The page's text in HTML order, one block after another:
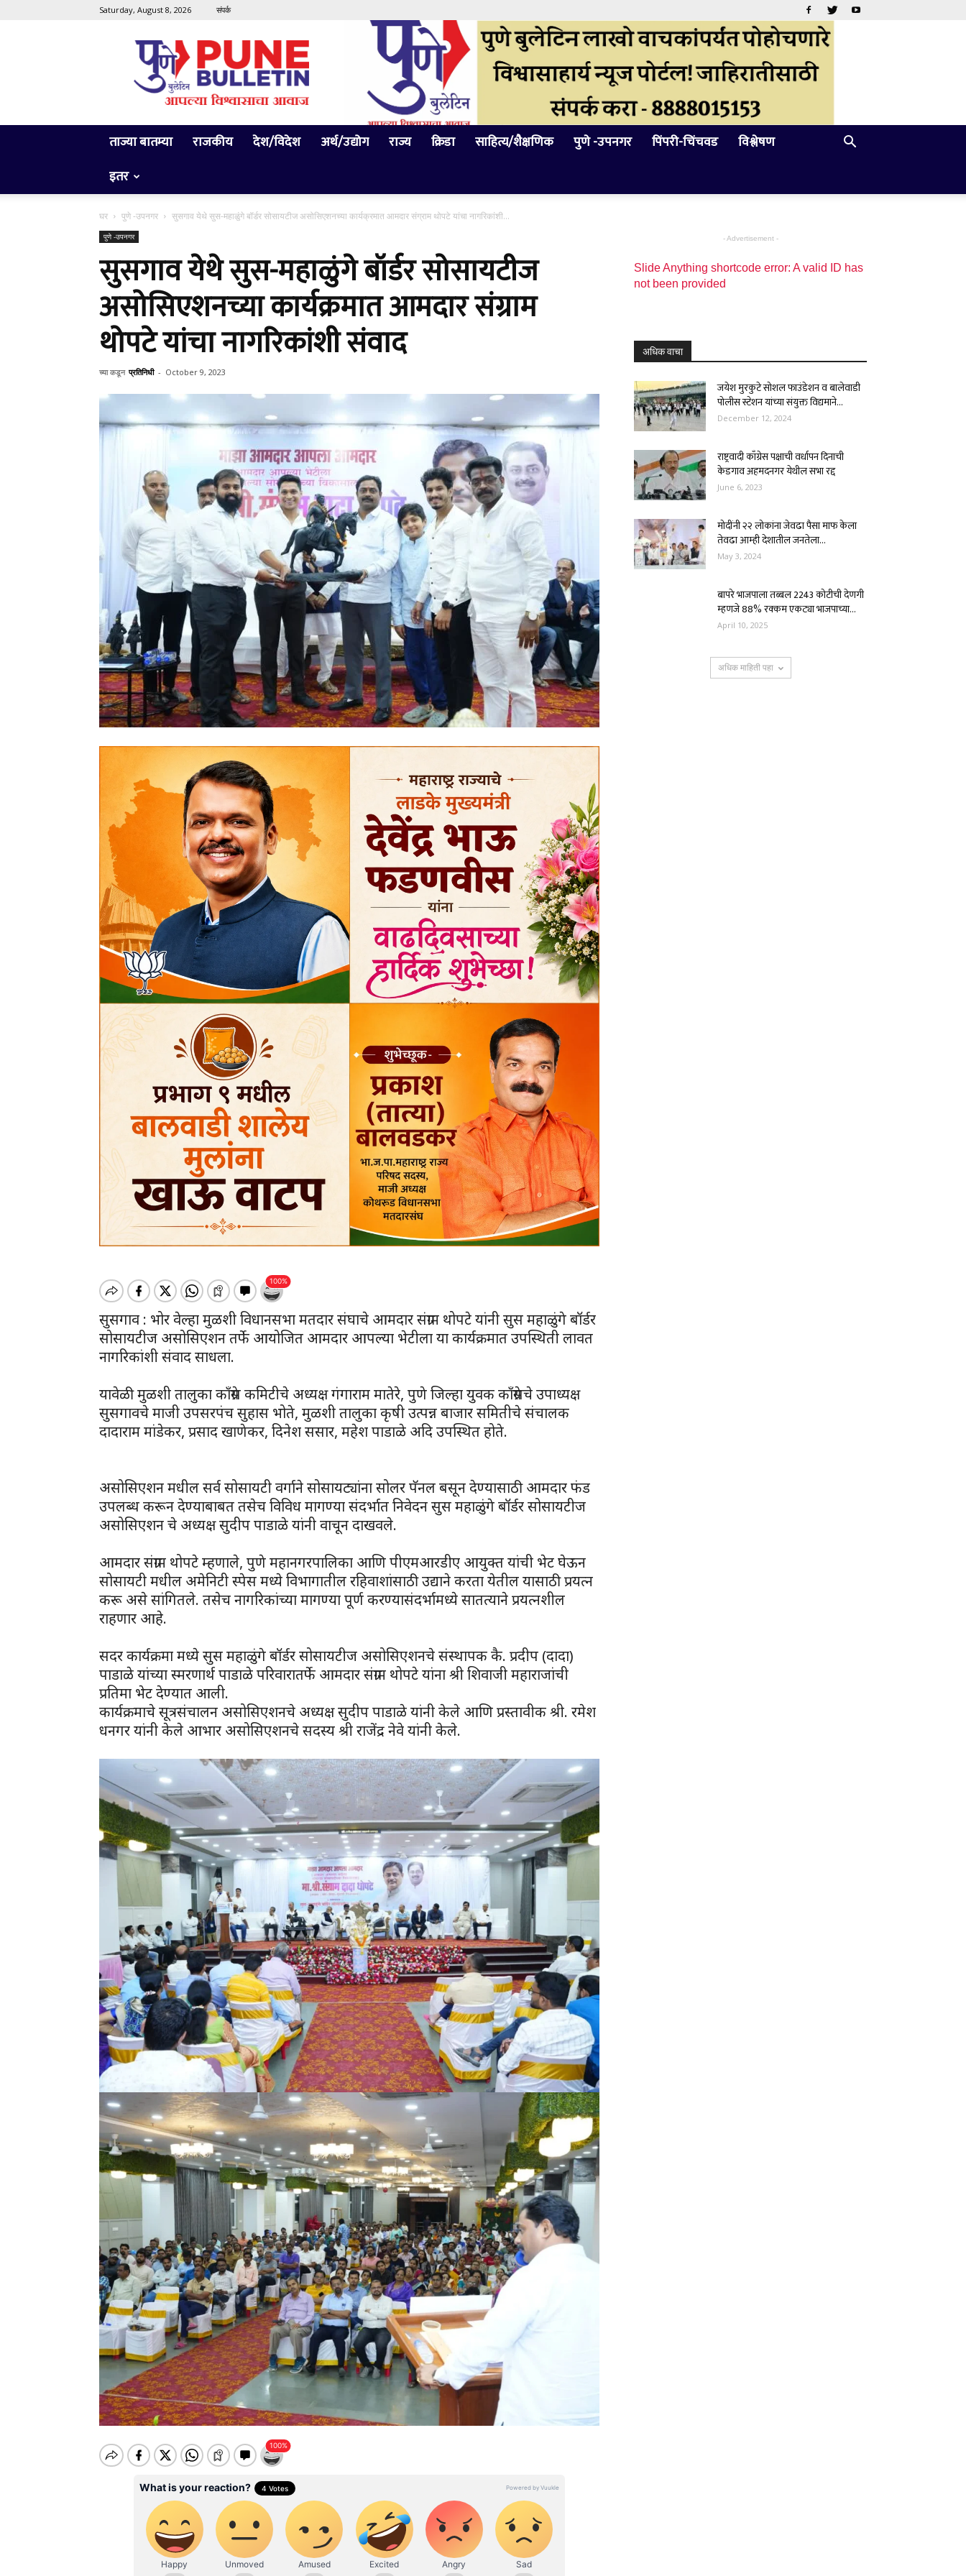
Saturday, August 8, 2026 संपर्क
Pune
Bulletin
ताज्या बातम्या राजकीय देश/विदेश अर्थ/उद्योग राज्य क्रिडा साहित्य/शैक्षणिक पुणे -उपनगर पिंपरी-चिंचवड
विश्लेषण
इतर
घर पुणे -उपनगर सुसगाव येथे सुस-महाळुंगे बॉर्डर सोसायटीज असोसिएशनच्या कार्यक्रमात आमदार संग्राम थोपटे यांचा नागरिकांशी...
पुणे -उपनगर
सुसगाव येथे सुस-महाळुंगे बॉर्डर सोसायटीज
असोसिएशनच्या कार्यक्रमात आमदार संग्राम
थोपटे यांचा नागरिकांशी संवाद
च्या कडून प्रतिनिधी - October 9, 2023
सुसगाव : भोर वेल्हा मुळशी विधानसभा मतदार संघाचे आमदार संग्राम थोपटे यांनी सुस महाळुंगे बॉर्डर
सोसायटीज असोसिएशन तर्फे आयोजित आमदार आपल्या भेटीला या कार्यक्रमात उपस्थिती लावत
नागरिकांशी संवाद साधला.
यावेळी मुळशी तालुका काँग्रेस कमिटीचे अध्यक्ष गंगाराम मातेरे, पुणे जिल्हा युवक काँग्रेसचे उपाध्यक्ष
सुसगावचे माजी उपसरपंच सुहास भोते, मुळशी तालुका कृषी उत्पन्न बाजार समितीचे संचालक
दादाराम मांडेकर, प्रसाद खाणेकर, दिनेश ससार, महेश पाडाळे अदि उपस्थित होते.
असोसिएशन मधील सर्व सोसायटी वर्गाने सोसायट्यांना सोलर पॅनल बसून देण्यासाठी आमदार फंड
उपलब्ध करून देण्याबाबत तसेच विविध मागण्या संदर्भात निवेदन सुस महाळुंगे बॉर्डर सोसायटीज
असोसिएशन चे अध्यक्ष सुदीप पाडाळे यांनी वाचून दाखवले.
आमदार संग्राम थोपटे म्हणाले, पुणे महानगरपालिका आणि पीएमआरडीए आयुक्त यांची भेट घेऊन
सोसायटी मधील अमेनिटी स्पेस मध्ये विभागातील रहिवाशांसाठी उद्याने करता येतील यासाठी प्रयत्न
करू असे सांगितले. तसेच नागरिकांच्या मागण्या पूर्ण करण्यासंदर्भामध्ये सातत्याने प्रयत्नशील
राहणार आहे.
सदर कार्यक्रमा मध्ये सुस महाळुंगे बॉर्डर सोसायटीज असोसिएशनचे संस्थापक कै. प्रदीप (दादा)
पाडाळे यांच्या स्मरणार्थ पाडाळे परिवारातर्फे आमदार संग्राम थोपटे यांना श्री शिवाजी महाराजांची
प्रतिमा भेट देण्यात आली.
कार्यक्रमाचे सूत्रसंचालन असोसिएशनचे अध्यक्ष सुदीप पाडाळे यांनी केले आणि प्रस्तावीक श्री. रमेश
धनगर यांनी केले आभार असोसिएशनचे सदस्य श्री राजेंद्र नेवे यांनी केले.
- Advertisement -
Slide Anything shortcode error: A valid ID has
not been provided
अधिक वाचा
जयेश मुरकुटे सोशल फाउंडेशन व बालेवाडी
पोलीस स्टेशन यांच्या संयुक्त विद्यमाने...
December 12, 2024
राष्ट्रवादी काँग्रेस पक्षाची वर्धापन दिनाची
केडगाव अहमदनगर येथील सभा रद्द
June 6, 2023
मोदींनी २२ लोकांना जेवढा पैसा माफ केला
‌तेवढा आम्ही देशातील जनतेला...
May 3, 2024
बापरे भाजपाला तब्बल 2243 कोटीची देणगी
म्हणजे 88% रक्कम एकट्या भाजपाच्या...
April 10, 2025
अधिक माहिती पहा